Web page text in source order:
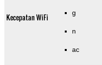
Kecepatan WiFi g
n
ac